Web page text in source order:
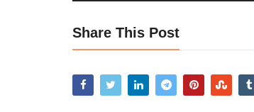
Share This Post